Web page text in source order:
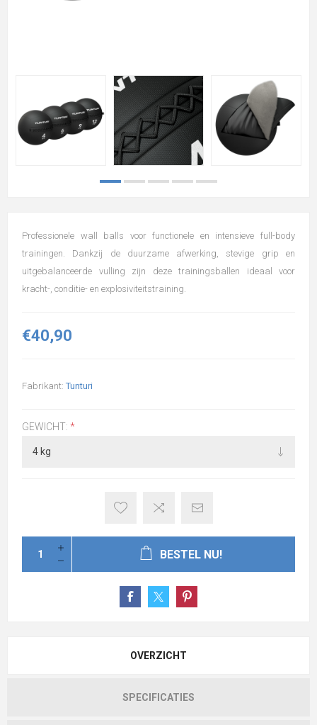
Professionele wall balls voor functionele en intensieve full-body
trainingen. Dankzij de duurzame afwerking, stevige grip en
uitgebalanceerde vulling zijn deze trainingsballen ideaal voor
kracht-, conditie- en explosiviteitstraining.
€40,90
Fabrikant: Tunturi
GEWICHT: *
BESTEL NU!
OVERZICHT
SPECIFICATIES